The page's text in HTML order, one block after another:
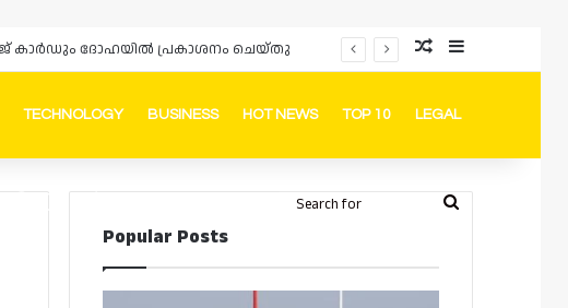
Random Article
Sidebar
TECHNOLOGY BUSINESS HOT NEWS TOP 10 LEGAL
FacebookInstagram
Telegram
Whatsapp Random Article
Switch skin
Search
Popular Posts